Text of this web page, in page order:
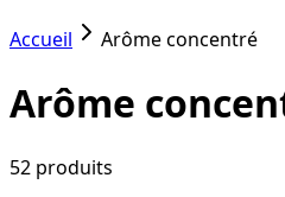
Accueil Arôme concentré
Arôme
52 produits